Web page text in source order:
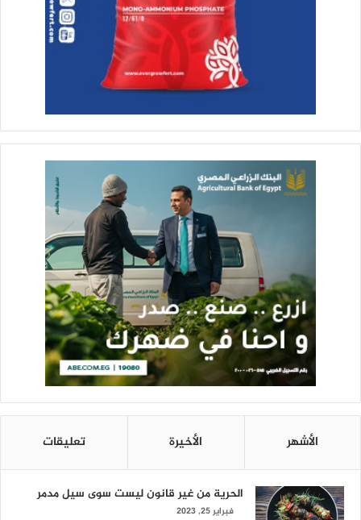
الأشهر الأخيرة تعليقات
الحرية من غير قانون ليست سوى سيل مدمر
فبراير 25, 2023